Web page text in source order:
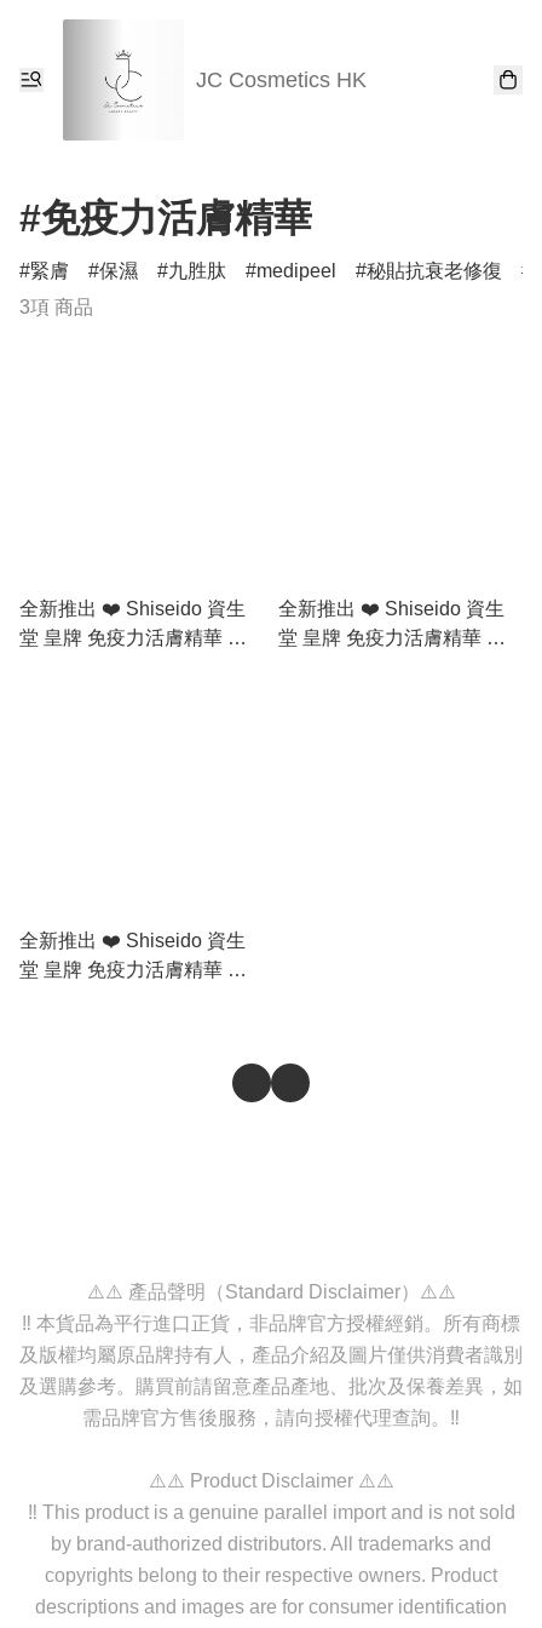
JC Cosmetics HK
#免疫力活膚精華
緊膚 保濕 九胜肽 medipeel 秘貼抗衰老修復
3項 商品
全新推出 ❤️ Shiseido 資生
堂 皇牌 免疫力活膚精華 紅
全新推出 ❤️ Shiseido 資生
堂 皇牌 免疫力活膚精華 紅
全新推出 ❤️ Shiseido 資生
堂 皇牌 免疫力活膚精華 紅
⚠️⚠️ 產品聲明（Standard Disclaimer）⚠️⚠️
‼️ 本貨品為平行進口正貨，非品牌官方授權經銷。所有商標
及版權均屬原品牌持有人，產品介紹及圖片僅供消費者識別
及選購參考。購買前請留意產品產地、批次及保養差異，如
需品牌官方售後服務，請向授權代理查詢。‼️
⚠️⚠️ Product Disclaimer ⚠️⚠️
‼️ This product is a genuine parallel import and is not sold
by brand-authorized distributors. All trademarks and
copyrights belong to their respective owners. Product
descriptions and images are for consumer identification